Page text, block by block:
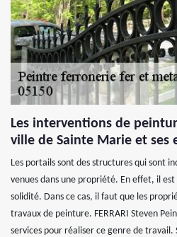
Les interventions de
ville de Sainte Marie et ses
Les portails sont des structures qui sont
venues dans une propriété. En effet, il
solidité. Dans ce cas, il faut que les
travaux de peinture. FERRARI Steven
services pour réaliser ce genre de travail.